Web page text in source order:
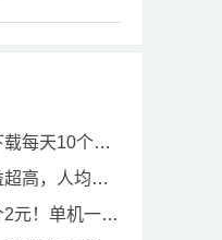
跳，赚低保，满5提！
反馈10元以上！
机一天10元以上